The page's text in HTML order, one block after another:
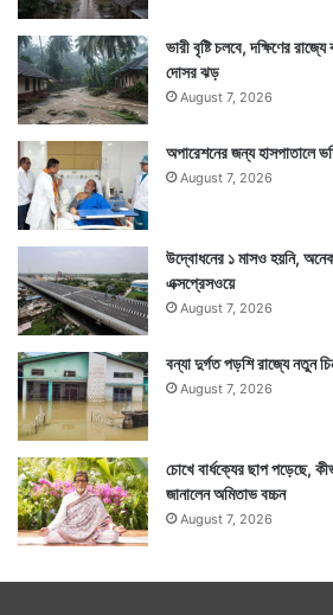
ভারী বৃষ্টি চলবে, দক্ষিণের
দোসর ঝড়
August 7, 2026
অপারেশনের জন্য হাসপাতালে
August 7, 2026
উদ্বোধনের ১ মাসও হয়নি,
এক্সপ্রেসওয়ে
August 7, 2026
বন্যা দুর্গত পড়শি রাজ্যে নতুন
August 7, 2026
চোখে বার্ধক্যের ছাপ পড়েছে,
জানালেন অমিতাভ বচ্চন
August 7, 2026